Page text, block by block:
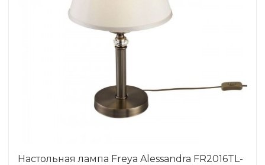
Настольная лампа Freya Alessandra FR2016TL-